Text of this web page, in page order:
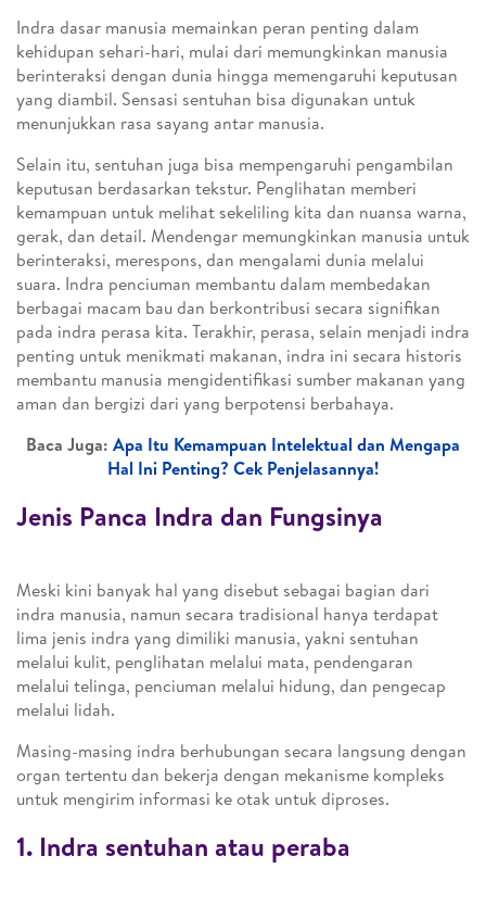
Indra dasar manusia memainkan peran penting dalam
kehidupan sehari-hari, mulai dari memungkinkan manusia
berinteraksi dengan dunia hingga memengaruhi keputusan
yang diambil. Sensasi sentuhan bisa digunakan untuk
menunjukkan rasa sayang antar manusia.
Selain itu, sentuhan juga bisa mempengaruhi pengambilan
keputusan berdasarkan tekstur. Penglihatan memberi
kemampuan untuk melihat sekeliling kita dan nuansa warna,
gerak, dan detail. Mendengar memungkinkan manusia untuk
berinteraksi, merespons, dan mengalami dunia melalui
suara. Indra penciuman membantu dalam membedakan
berbagai macam bau dan berkontribusi secara signifikan
pada indra perasa kita. Terakhir, perasa, selain menjadi indra
penting untuk menikmati makanan, indra ini secara historis
membantu manusia mengidentifikasi sumber makanan yang
aman dan bergizi dari yang berpotensi berbahaya.
Baca Juga: Apa Itu Kemampuan Intelektual dan Mengapa
Hal Ini Penting? Cek Penjelasannya!
Jenis Panca Indra dan Fungsinya
Meski kini banyak hal yang disebut sebagai bagian dari
indra manusia, namun secara tradisional hanya terdapat
lima jenis indra yang dimiliki manusia, yakni sentuhan
melalui kulit, penglihatan melalui mata, pendengaran
melalui telinga, penciuman melalui hidung, dan pengecap
melalui lidah.
Masing-masing indra berhubungan secara langsung dengan
organ tertentu dan bekerja dengan mekanisme kompleks
untuk mengirim informasi ke otak untuk diproses.
1. Indra sentuhan atau peraba